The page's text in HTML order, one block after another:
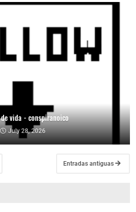
vida - conspiranoico
July 28, 2026
Entradas antiguas